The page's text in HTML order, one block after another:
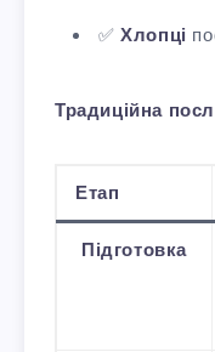
✅Хлопці
Традиційна
Етап
Підготовка